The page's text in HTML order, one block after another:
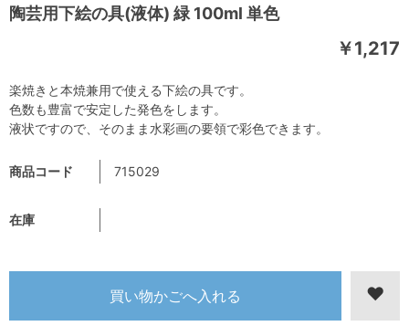
陶芸用下絵の具(液体) 緑 100ml 単色
￥1,217
商品コード 715029
在庫
楽焼きと本焼兼用で使える下絵の具です。
色数も豊富で安定した発色をします。
液状ですので、そのまま水彩画の要領で彩色できます。